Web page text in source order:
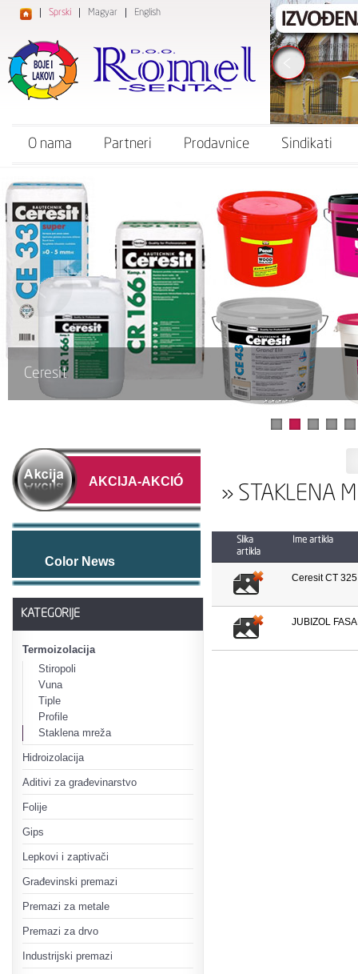
O nama Partneri Prodavnice Sindikati
Sprski Magyar English
Ceresit
AKCIJA-AKCIÓ
Color News
KATEGORIJE
Termoizolacija
Stiropoli
Vuna
Tiple
Profile
Staklena mreža
Hidroizolacija
Aditivi za građevinarstvo
Folije
Gips
Lepkovi i zaptivači
Građevinski premazi
Premazi za metale
Premazi za drvo
Industrijski premazi
» STAKLENA
Slika
artikla
Ime artikla
Ceresit CT
JUBIZOL